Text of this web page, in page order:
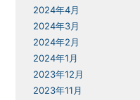
2024年4月
2024年3月
2024年2月
2024年1月
2023年12月
2023年11月